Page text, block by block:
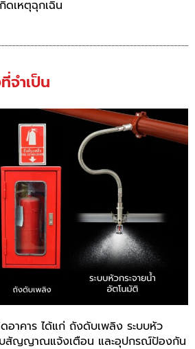
เหตุฉุกเฉิน
ำเป็น
าคาร ได้แก่ ถังดับเพลิง ระบบหัว
สัญญาณแจ้งเตือน และอุปกรณ์ป้องกัน